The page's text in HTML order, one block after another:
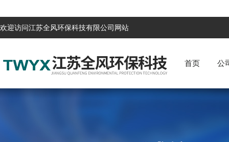
欢迎访问江苏全风环保科技有限公司网站
首页 公